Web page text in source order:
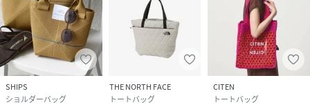
SHIPS
ショルダーバッグ
THE NORTH FACE
トートバッグ
CITEN
トートバッグ